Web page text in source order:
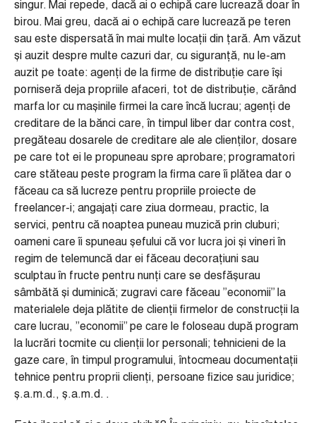
singur. Mai repede, dacă ai o echipă care lucrează doar în
birou. Mai greu, dacă ai o echipă care lucrează pe teren
sau este dispersată în mai multe locații din țară. Am văzut
și auzit despre multe cazuri dar, cu siguranță, nu le-am
auzit pe toate: agenți de la firme de distribuție care își
porniseră deja propriile afaceri, tot de distribuție, cărând
marfa lor cu mașinile firmei la care încă lucrau; agenți de
creditare de la bănci care, în timpul liber dar contra cost,
pregăteau dosarele de creditare ale ale clienților, dosare
pe care tot ei le propuneau spre aprobare; programatori
care stăteau peste program la firma care îi plătea dar o
făceau ca să lucreze pentru propriile proiecte de
freelancer-i; angajați care ziua dormeau, practic, la
servici, pentru că noaptea puneau muzică prin cluburi;
oameni care îi spuneau șefului că vor lucra joi și vineri în
regim de telemuncă dar ei făceau decorațiuni sau
sculptau în fructe pentru nunți care se desfășurau
sâmbătă și duminică; zugravi care făceau ”economii” la
materialele deja plătite de clienții firmelor de construcții la
care lucrau, ”economii” pe care le foloseau după program
la lucrări tocmite cu clienții lor personali; tehnicieni de la
gaze care, în timpul programului, întocmeau documentații
tehnice pentru proprii clienți, persoane fizice sau juridice;
ș.a.m.d., ș.a.m.d. .